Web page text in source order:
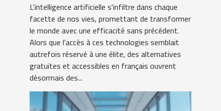
L'intelligence artificielle s'infiltre dans chaque
facette de nos vies, promettant de transformer
le monde avec une efficacité sans précédent.
Alors que l'accès à ces technologies semblait
autrefois réservé à une élite, des alternatives
gratuites et accessibles en français ouvrent
désormais des...